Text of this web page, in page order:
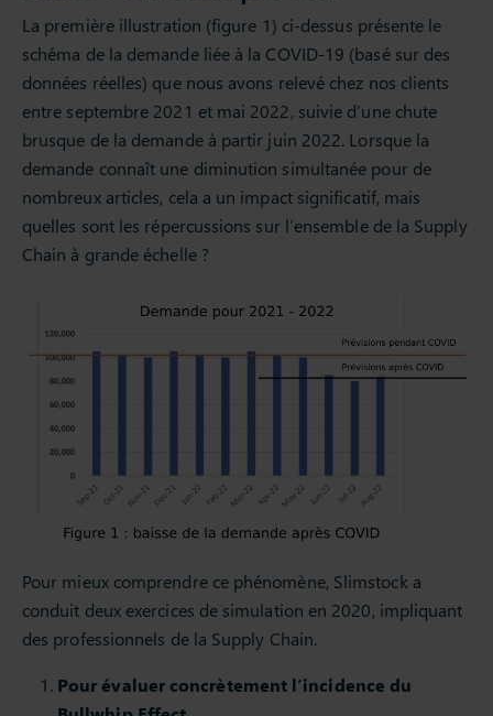
La première illustration (figure 1) ci-dessus présente le
schéma de la demande liée à la COVID-19 (basé sur des
données réelles) que nous avons relevé chez nos clients
entre septembre 2021 et mai 2022, suivie d’une chute
brusque de la demande à partir juin 2022. Lorsque la
demande connaît une diminution simultanée pour de
nombreux articles, cela a un impact significatif, mais
quelles sont les répercussions sur l’ensemble de la Supply
Chain à grande échelle ?
Pour mieux comprendre ce phénomène, Slimstock a
conduit deux exercices de simulation en 2020, impliquant
des professionnels de la Supply Chain.
Pour évaluer concrètement l’incidence du